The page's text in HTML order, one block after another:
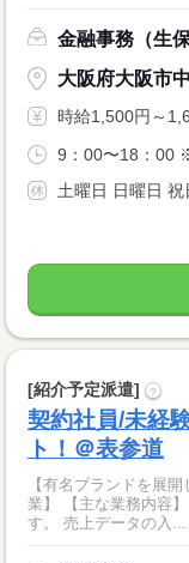
金融事務（生
大阪府大阪市
時給1,500円～
9：00〜18：00
土曜日 日曜日 祝
[紹介予定派遣] ?
契約社員/未経
ト！＠表参道
【有名ブランドを展
業】 【主な業務内容
す。 売上データの入...